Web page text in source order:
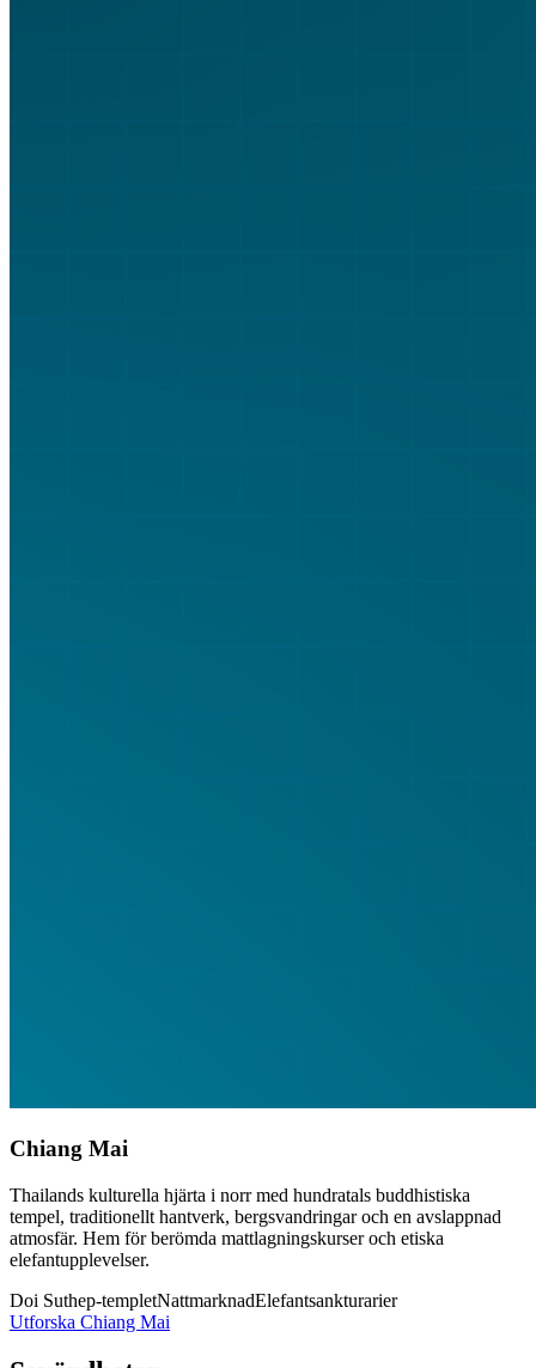
Chiang Mai
Thailands kulturella hjärta i norr med hundratals buddhistiska
tempel, traditionellt hantverk, bergsvandringar och en avslappnad
atmosfär. Hem för berömda mattlagningskurser och etiska
elefantupplevelser.
Doi Suthep-templetNattmarknadElefantsankturarier
Utforska Chiang Mai